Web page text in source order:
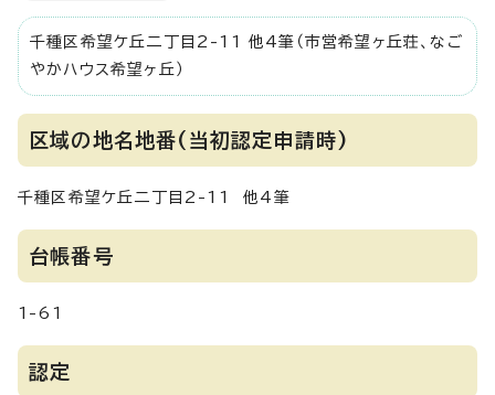
千種区希望ケ丘二丁目2-11 他4筆（市営希望ヶ丘荘、なご
やかハウス希望ヶ丘）
区域の地名地番(当初認定申請時)
千種区希望ケ丘二丁目2-11 他4筆
台帳番号
1-61
認定